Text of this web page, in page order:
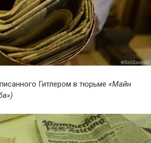
Гитлером в тюрьме «Майн